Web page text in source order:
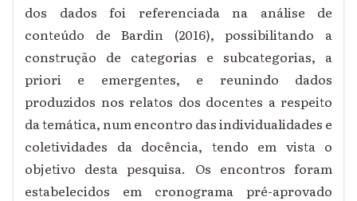
dos dados foi referenciada na análise de
conteúdo de Bardin (2016), possibilitando a
construção de categorias e subcategorias, a
priori e emergentes, e reunindo dados
produzidos nos relatos dos docentes a respeito
da temática, num encontro das individualidades e
coletividades da docência, tendo em vista o
objetivo desta pesquisa. Os encontros foram
estabelecidos em cronograma pré-aprovado